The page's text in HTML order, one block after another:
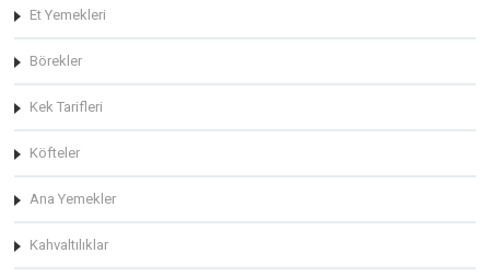
Et Yemekleri
Börekler
Kek Tarifleri
Köfteler
Ana Yemekler
Kahvaltılıklar